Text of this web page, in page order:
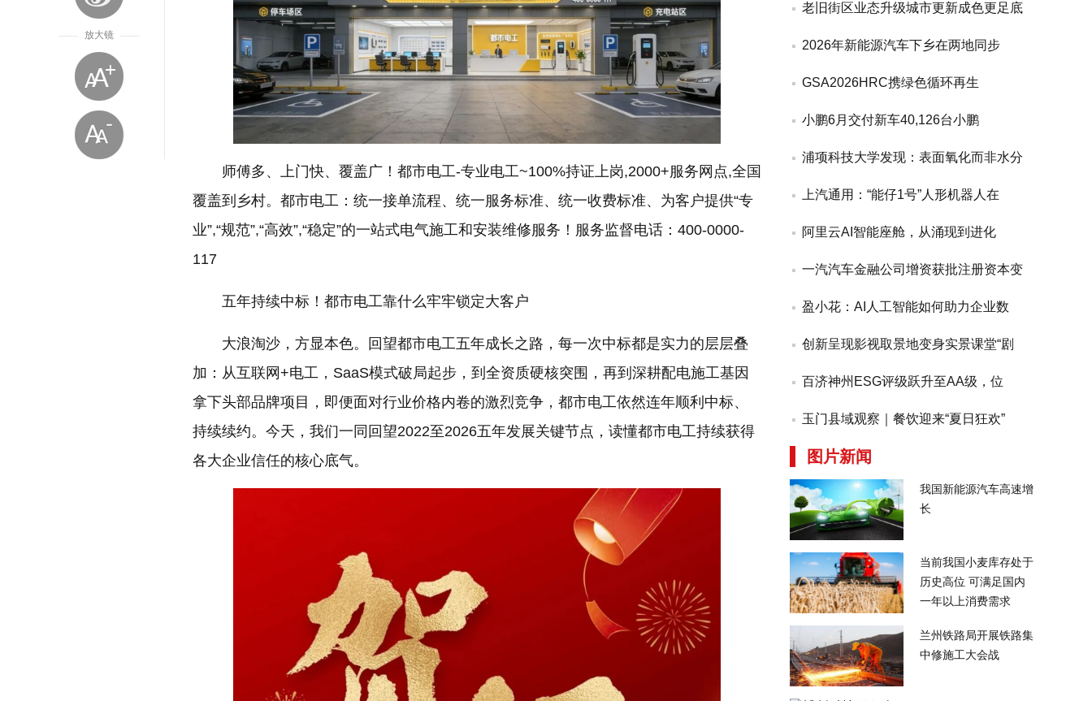
放大镜
师傅多、上门快、覆盖广！都市电工-专业电工~100%持证上岗,2000+服务网点,全国
覆盖到乡村。都市电工：统一接单流程、统一服务标准、统一收费标准、为客户提供“专
业”,“规范”,“高效”,“稳定”的一站式电气施工和安装维修服务！服务监督电话：400-0000-
117
五年持续中标！都市电工靠什么牢牢锁定大客户
大浪淘沙，方显本色。回望都市电工五年成长之路，每一次中标都是实力的层层叠
加：从互联网+电工，SaaS模式破局起步，到全资质硬核突围，再到深耕配电施工基因
拿下头部品牌项目，即便面对行业价格内卷的激烈竞争，都市电工依然连年顺利中标、
持续续约。今天，我们一同回望2022至2026五年发展关键节点，读懂都市电工持续获得
各大企业信任的核心底气。
老旧街区业态升级城市更新成色更足底
2026年新能源汽车下乡在两地同步
GSA2026HRC携绿色循环再生
小鹏6月交付新车40,126台小鹏
浦项科技大学发现：表面氧化而非水分
上汽通用：“能仔1号”人形机器人在
阿里云AI智能座舱，从涌现到进化
一汽汽车金融公司增资获批注册资本变
盈小花：AI人工智能如何助力企业数
创新呈现影视取景地变身实景课堂“剧
百济神州ESG评级跃升至AA级，位
玉门县域观察｜餐饮迎来“夏日狂欢”
图片新闻
我国新能源汽车高速增
长
当前我国小麦库存处于
历史高位 可满足国内
一年以上消费需求
兰州铁路局开展铁路集
中修施工大会战